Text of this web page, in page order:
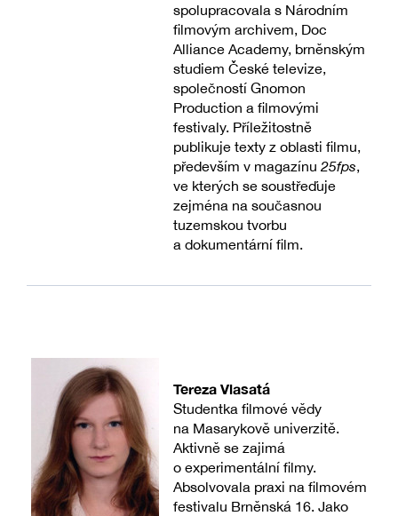
spolupracovala s Národním
filmovým archivem, Doc
Alliance Academy, brněnským
studiem České televize,
společností Gnomon
Production a filmovými
festivaly. Příležitostně
publikuje texty z oblasti filmu,
především v magazínu 25fps
ve kterých se soustřeďuje
zejména na současnou
tuzemskou tvorbu
a dokumentární film.
Tereza Vlasatá
Studentka filmové vědy
na Masarykově univerzitě.
Aktivně se zajimá
o experimentální filmy.
Absolvovala praxi na filmovém
festivalu Brněnská 16. Jako